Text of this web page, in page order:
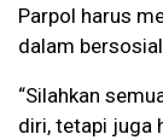
Parpol harus
dalam
“Silahkan
diri, tetapi juga